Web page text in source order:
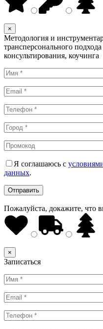
×
Методология и
трансперсонального
консультирования, коучинга
Я соглашаюсь с
данных.
Пожалуйста, докажите, что
×
Записаться